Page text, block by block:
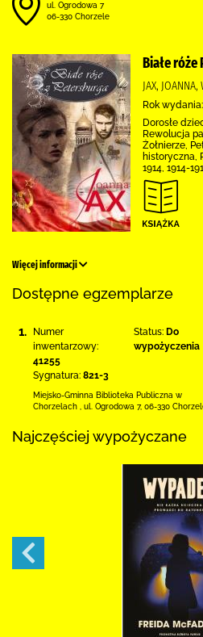
ul. Ogrodowa 7
06-330 Chorzele
Białe
JAX,
Rok
Dorosłe
Rewolucja
Żołnierze,
historyczna,
1914, 1914-
Więcej informacji
Dostępne egzemplarze
1.
Numer
inwentarzowy:
41255
Sygnatura: 821-3
Status: Do
wypożyczenia
Miejsko-Gminna Biblioteka Publiczna w
Chorzelach
ul. Ogrodowa 7, 06-330
Najczęściej wypożyczane